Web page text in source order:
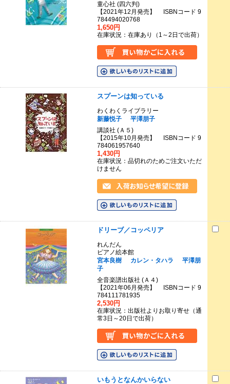
童心社 (四六判)
【2021年12月発売】 ISBNコード 9
784494020768
1,650円
在庫状況：在庫あり（1～2日で出荷）
スプーンは知っている
わくわくライブラリー
新藤悦子
平澤朋子
講談社 (Ａ５)
【2015年10月発売】 ISBNコード 9
784061957640
1,430円
在庫状況：品切れのためご注文いただ
けません
ドリーブ／コッペリア
れんだん
ピアノ絵本館
宮本良樹
カレン・タハラ
平澤朋
子
全音楽譜出版社 (Ａ４)
【2021年06月発売】 ISBNコード 9
784111781935
2,530円
在庫状況：出版社よりお取り寄せ（通
常3日～20日で出荷）
いもうとなんかいらない